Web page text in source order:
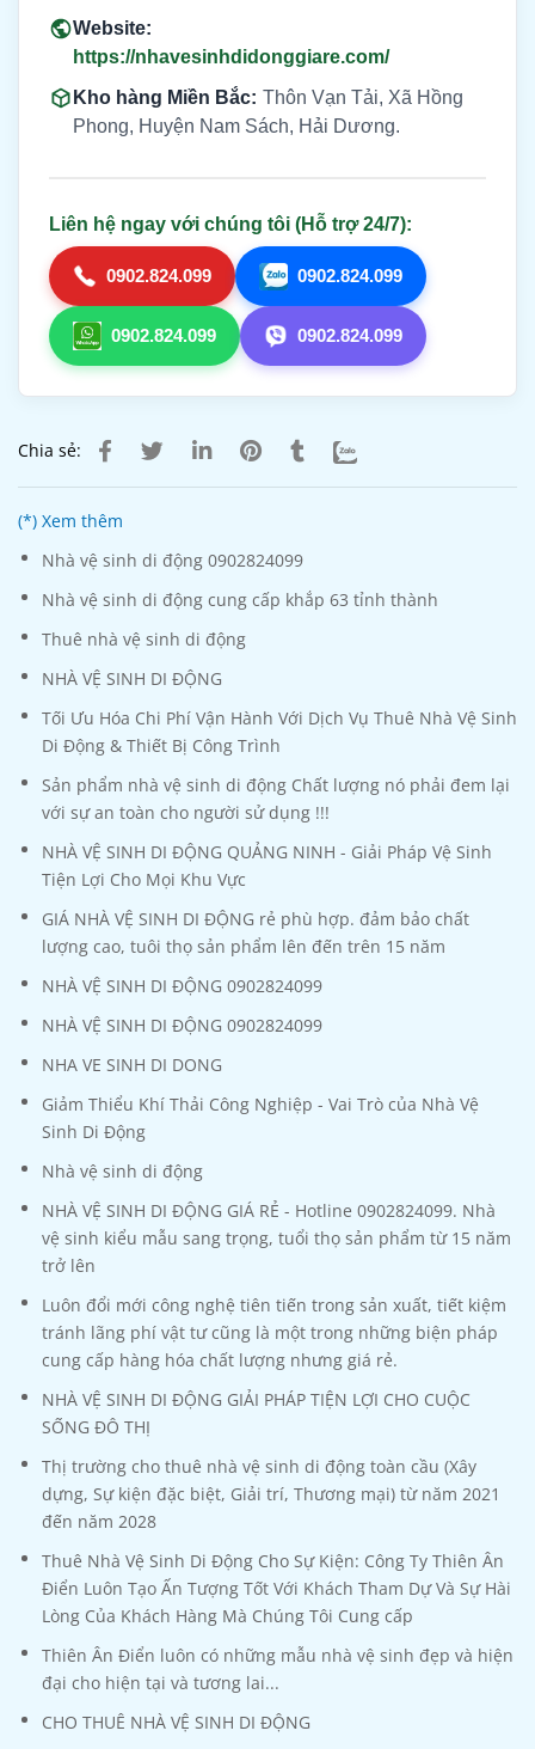
Website:
https://nhavesinhdidonggiare.com/
Kho hàng Miền Bắc: Thôn Vạn Tải, Xã Hồng
Phong, Huyện Nam Sách, Hải Dương.
Liên hệ ngay với chúng tôi (Hỗ trợ 24/7):
0902.824.099 0902.824.099
0902.824.099 0902.824.099
Chia sẻ:
(*) Xem thêm
Nhà vệ sinh di động 0902824099
Nhà vệ sinh di động cung cấp khắp 63 tỉnh thành
Thuê nhà vệ sinh di động
NHÀ VỆ SINH DI ĐỘNG
Tối Ưu Hóa Chi Phí Vận Hành Với Dịch Vụ Thuê Nhà Vệ Sinh
Di Động & Thiết Bị Công Trình
Sản phẩm nhà vệ sinh di động Chất lượng nó phải đem lại
với sự an toàn cho người sử dụng !!!
NHÀ VỆ SINH DI ĐỘNG QUẢNG NINH - Giải Pháp Vệ Sinh
Tiện Lợi Cho Mọi Khu Vực
GIÁ NHÀ VỆ SINH DI ĐỘNG rẻ phù hợp. đảm bảo chất
lượng cao, tuôi thọ sản phẩm lên đến trên 15 năm
NHÀ VỆ SINH DI ĐỘNG 0902824099
NHÀ VỆ SINH DI ĐỘNG 0902824099
NHA VE SINH DI DONG
Giảm Thiểu Khí Thải Công Nghiệp - Vai Trò của Nhà Vệ
Sinh Di Động
Nhà vệ sinh di động
NHÀ VỆ SINH DI ĐỘNG GIÁ RẺ - Hotline 0902824099. Nhà
vệ sinh kiểu mẫu sang trọng, tuổi thọ sản phẩm từ 15 năm
trở lên
Luôn đổi mới công nghệ tiên tiến trong sản xuất, tiết kiệm
tránh lãng phí vật tư cũng là một trong những biện pháp
cung cấp hàng hóa chất lượng nhưng giá rẻ.
NHÀ VỆ SINH DI ĐỘNG GIẢI PHÁP TIỆN LỢI CHO CUỘC
SỐNG ĐÔ THỊ
Thị trường cho thuê nhà vệ sinh di động toàn cầu (Xây
dựng, Sự kiện đặc biệt, Giải trí, Thương mại) từ năm 2021
đến năm 2028
Thuê Nhà Vệ Sinh Di Động Cho Sự Kiện: Công Ty Thiên Ân
Điển Luôn Tạo Ấn Tượng Tốt Với Khách Tham Dự Và Sự Hài
Lòng Của Khách Hàng Mà Chúng Tôi Cung cấp
Thiên Ân Điển luôn có những mẫu nhà vệ sinh đẹp và hiện
đại cho hiện tại và tương lai...
CHO THUÊ NHÀ VỆ SINH DI ĐỘNG